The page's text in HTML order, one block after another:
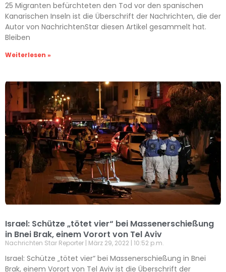
25 Migranten befürchteten den Tod vor den spanischen
Kanarischen Inseln ist die Überschrift der Nachrichten, die der
Autor von NachrichtenStar diesen Artikel gesammelt hat.
Bleiben
Weiterlesen »
Israel: Schütze „tötet vier“ bei Massenerschießung
in Bnei Brak, einem Vorort von Tel Aviv
Nachrichten Star Reporter März 29, 2022 10:52 p.m.
Israel: Schütze „tötet vier“ bei Massenerschießung in Bnei
Brak, einem Vorort von Tel Aviv ist die Überschrift der